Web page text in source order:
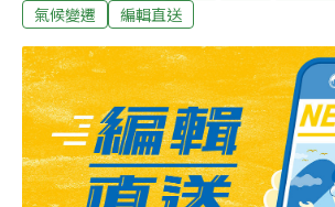
台灣黑熊有往東部擴張的情況。（公視
3號台南東山服務區旁的國有地，2019
業廢棄物，高公局日前委託廠商清除近
環境小組指出，現場還有1300公噸，其
重金屬銅濃度超過土壤管制標準，雨後
流水中，有汙染鄰近龜重溪風險，應盡
示，已核准清理計畫。（聯合報報導）
氣候變遷
編輯直送